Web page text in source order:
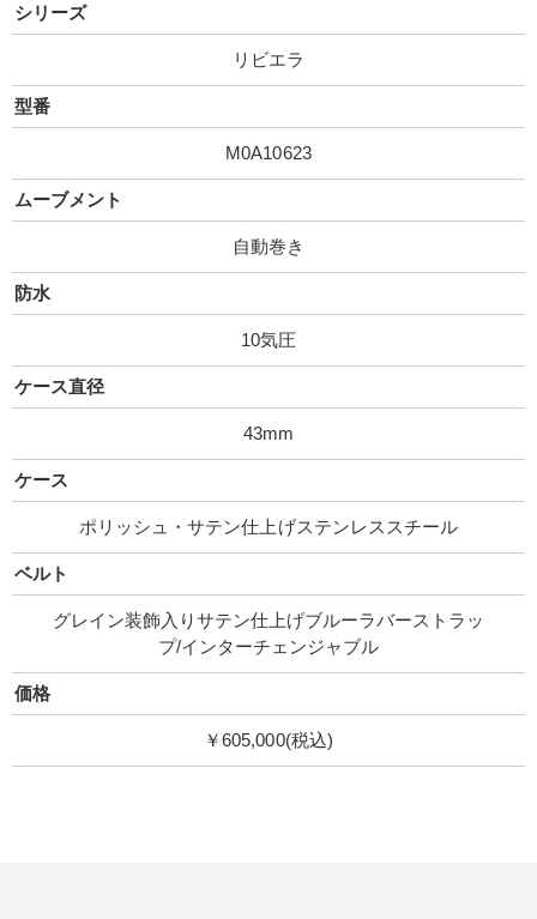
シリーズ
リビエラ
型番
M0A10623
ムーブメント
自動巻き
防水
10気圧
ケース直径
43mm
ケース
ポリッシュ・サテン仕上げステンレススチール
ベルト
グレイン装飾入りサテン仕上げブルーラバーストラッ
プ/インターチェンジャブル
価格
￥605,000(税込)